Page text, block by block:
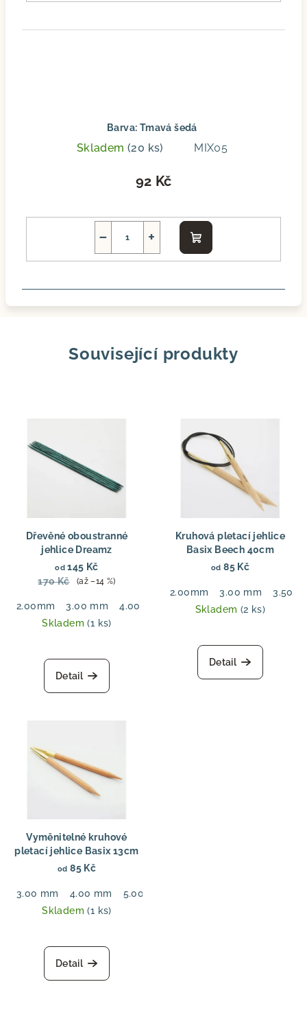
Barva: Tmavá šedá
Skladem (20 ks) MIX05
92 Kč
+
−
Do
košíku
Související produkty
Dřevěné oboustranné
jehlice Dreamz
od 145 Kč
170 Kč
(až –14 %)
2.00mm 3.00 mm 4.00 mm 5.50 mm 6.00 mm
Skladem(1 ks)
Detail
Kruhová pletací jehlice
Basix Beech 40cm
od 85 Kč
2.00mm 3.00 mm
3.50
Skladem (2 ks)
Detail
Vyměnitelné kruhové
pletací jehlice Basix 13cm
od 85 Kč
3.00 mm 4.00 mm 5.00 mm
Skladem(1 ks)
Detail